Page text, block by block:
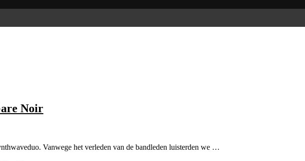
Noir
Vanwege het verleden van de bandleden luisterden we …